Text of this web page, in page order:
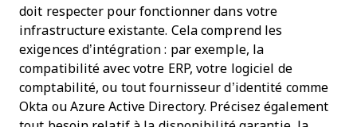
doit respecter pour fonctionner dans votre
infrastructure existante. Cela comprend les
exigences d’intégration : par exemple, la
compatibilité avec votre ERP, votre logiciel de
comptabilité, ou tout fournisseur d’identité comme
Okta ou Azure Active Directory. Précisez également